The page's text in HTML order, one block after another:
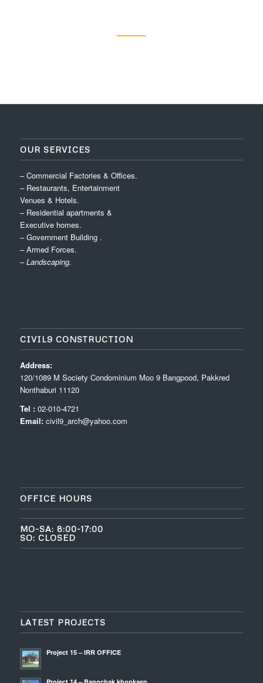
OUR SERVICES
– Commercial Factories & Offices.
– Restaurants, Entertainment
Venues & Hotels.
– Residential apartments &
Executive homes.
– Government Building .
– Armed Forces.
– Landscaping.
CIVIL9 CONSTRUCTION
Address:
120/1089 M Society Condominium Moo 9 Bangpood, Pakkred
Nonthaburi 11120
Tel :02-010-4721
Email: civil9_arch@yahoo.com
OFFICE HOURS
MO-SA: 8:00-17:00
SO: CLOSED
LATEST PROJECTS
Project 15 – IRR OFFICE